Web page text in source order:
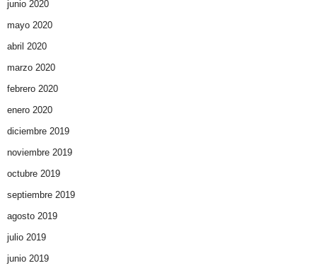
junio 2020
mayo 2020
abril 2020
marzo 2020
febrero 2020
enero 2020
diciembre 2019
noviembre 2019
octubre 2019
septiembre 2019
agosto 2019
julio 2019
junio 2019